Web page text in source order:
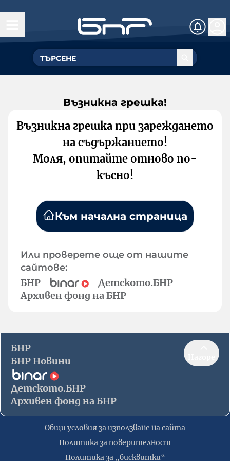
Възникна грешка!
Възникна грешка при зареждането
на съдържанието!
Моля, опитайте отново по-
късно!
Към начална страница
Или проверете още от нашите
сайтове:
БНР
Детското.БНР
Архивен фонд на БНР
БНР
БНР Новини
Детското.БНР
Архивен фонд на БНР
Общи условия за използване на сайта
Политика за поверителност
Политика за „бисквитки“